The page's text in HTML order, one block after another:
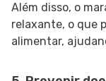
Além disso, o
relaxante, o que
alimentar,